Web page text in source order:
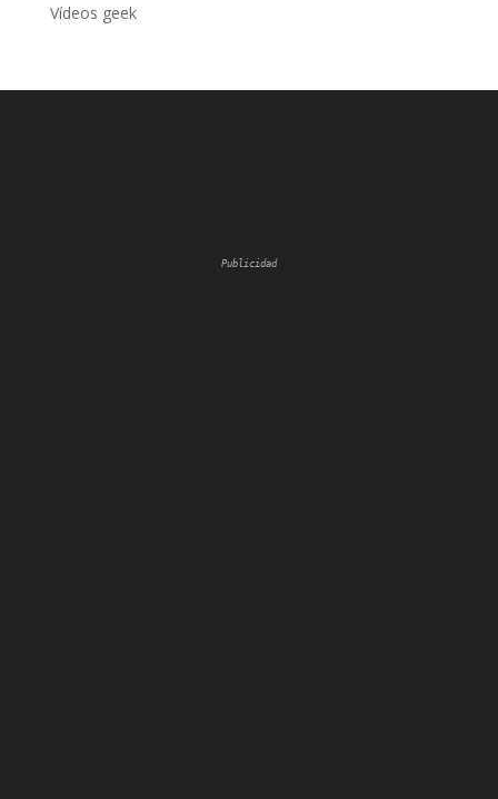
Vídeos geek
Publicidad